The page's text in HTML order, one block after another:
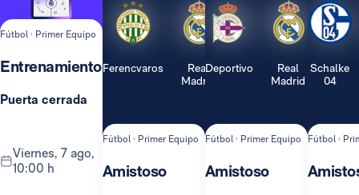
Fútbol · Primer Equipo
Entrenamiento
Puerta cerrada
viernes, 7 ago,
10:00 h
Ferencvaros
Real
Madrid
Fútbol · Primer Equipo
Amistoso
Deportivo
Real
Madrid
Fútbol · Primer Equipo
Amistoso
Schalke
04
Fútbol ·